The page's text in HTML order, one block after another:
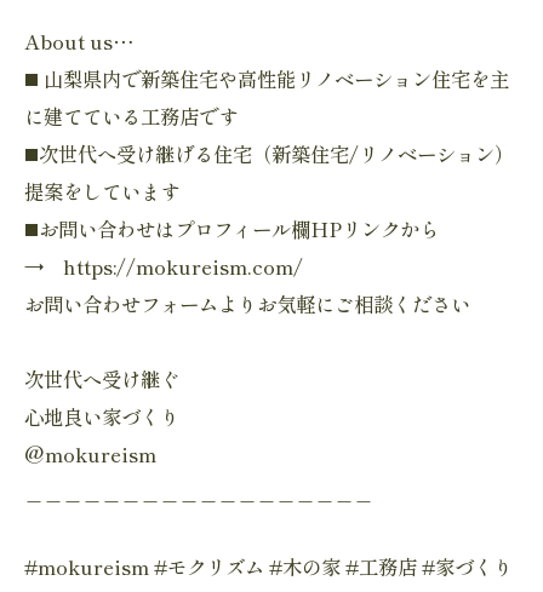
About us…
◼️ 山梨県内で新築住宅や高性能リノベーション住宅を主
に建てている工務店です
◼️次世代へ受け継げる住宅（新築住宅/リノベーション）
提案をしています
◼️お問い合わせはプロフィール欄HPリンクから
→ https://mokureism.com/
お問い合わせフォームよりお気軽にご相談ください
次世代へ受け継ぐ
心地良い家づくり
@mokureism
#mokureism #モクリズム #木の家 #工務店 #家づくり